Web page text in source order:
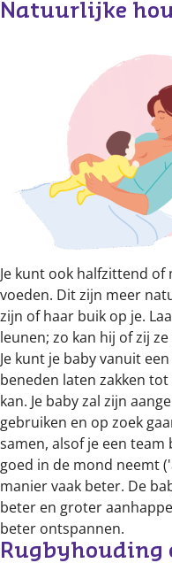
Natuurlijke
Je kunt ook halfzittend
voeden. Dit zijn meer
zijn of haar buik op je.
leunen; zo kan hij of zij
Je kunt je baby vanuit
beneden laten zakken
kan. Je baby zal zijn
gebruiken en op zoek
samen, alsof je een
goed in de mond neemt
manier vaak beter. De
beter en groter
beter ontspannen.
Rugbyhouding